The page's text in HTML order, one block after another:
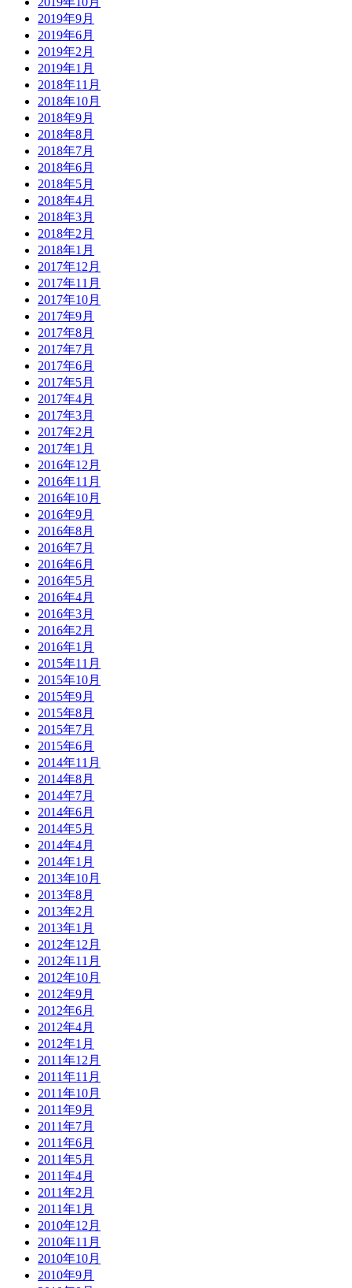
2019年9月
2019年6月
2019年2月
2019年1月
2018年11月
2018年10月
2018年9月
2018年8月
2018年7月
2018年6月
2018年5月
2018年4月
2018年3月
2018年2月
2018年1月
2017年12月
2017年11月
2017年10月
2017年9月
2017年8月
2017年7月
2017年6月
2017年5月
2017年4月
2017年3月
2017年2月
2017年1月
2016年12月
2016年11月
2016年10月
2016年9月
2016年8月
2016年7月
2016年6月
2016年5月
2016年4月
2016年3月
2016年2月
2016年1月
2015年11月
2015年10月
2015年9月
2015年8月
2015年7月
2015年6月
2014年11月
2014年8月
2014年7月
2014年6月
2014年5月
2014年4月
2014年1月
2013年10月
2013年8月
2013年2月
2013年1月
2012年12月
2012年11月
2012年10月
2012年9月
2012年6月
2012年4月
2012年1月
2011年12月
2011年11月
2011年10月
2011年9月
2011年7月
2011年6月
2011年5月
2011年4月
2011年2月
2011年1月
2010年12月
2010年11月
2010年10月
2010年9月